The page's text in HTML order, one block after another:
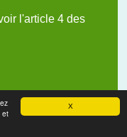
X
et
l'article 4 des